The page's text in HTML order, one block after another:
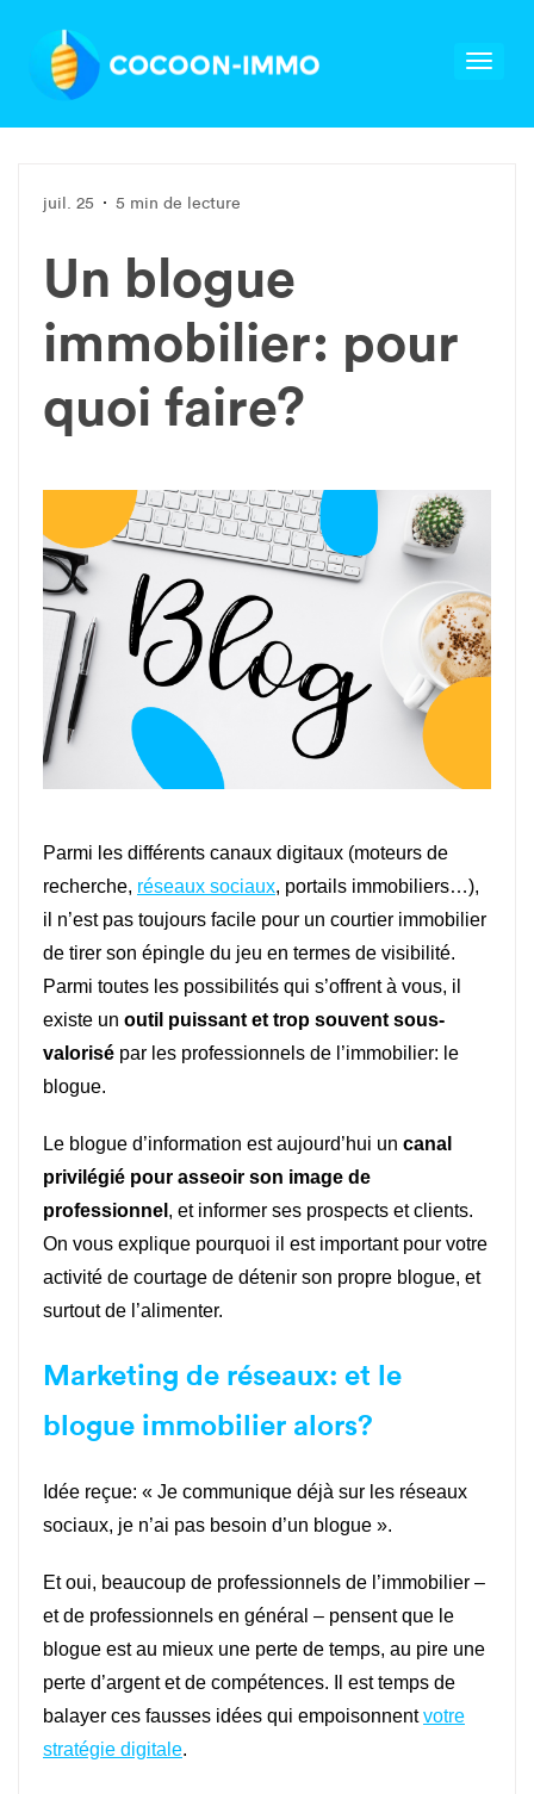
juil. 25 5 min de lecture
Un blogue
immobilier: pour
quoi faire?
Parmi les différents canaux digitaux (moteurs de
recherche, réseaux sociaux, portails immobiliers…),
il n’est pas toujours facile pour un courtier immobilier
de tirer son épingle du jeu en termes de visibilité.
Parmi toutes les possibilités qui s’offrent à vous, il
existe un outil puissant et trop souvent sous-
valorisé par les professionnels de l’immobilier: le
blogue.
Le blogue d’information est aujourd’hui un canal
privilégié pour asseoir son image de
professionnel , et informer ses prospects et clients.
On vous explique pourquoi il est important pour votre
activité de courtage de détenir son propre blogue, et
surtout de l’alimenter.
Marketing de réseaux: et le
blogue immobilier alors?
Idée reçue: « Je communique déjà sur les réseaux
sociaux, je n’ai pas besoin d’un blogue ».
Et oui, beaucoup de professionnels de l’immobilier –
et de professionnels en général – pensent que le
blogue est au mieux une perte de temps, au pire une
perte d’argent et de compétences. Il est temps de
balayer ces fausses idées qui empoisonnentvotre
stratégie digitale.